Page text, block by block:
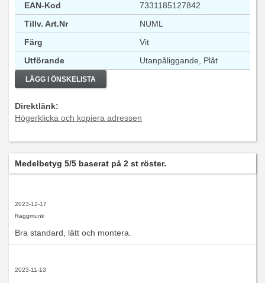
EAN-Kod
7331185127842
Tillv. Art.Nr
NUML
Färg
Vit
Utförande
Utanpåliggande, Plåt
LÄGG I ÖNSKELISTA
Direktlänk:
Högerklicka och kopiera adressen
Medelbetyg 5/5 baserat på 2 st röster.
2023-12-17
Raggmunk
Bra standard, lätt och montera.
2023-11-13